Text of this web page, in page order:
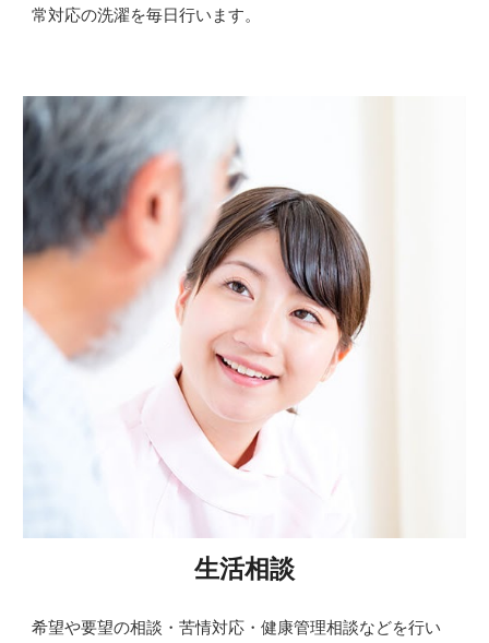
常対応の洗濯を毎日行います。
生活相談
希望や要望の相談・苦情対応・健康管理相談などを行い